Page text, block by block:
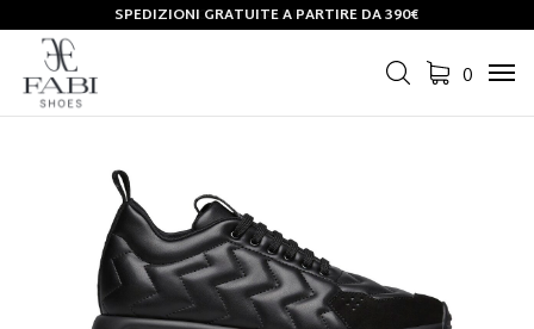
SPEDIZIONI GRATUITE A PARTIRE DA 390€
0